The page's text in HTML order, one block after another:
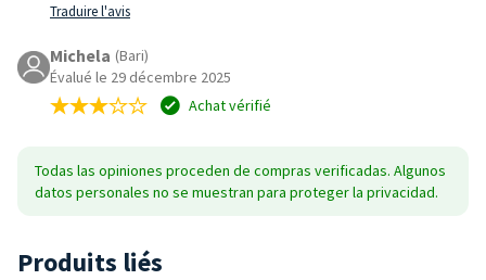
Traduire l'avis
Michela (Bari)
Évalué le 29 décembre 2025
Achat vérifié
Todas las opiniones proceden de compras verificadas. Algunos
datos personales no se muestran para proteger la privacidad.
Produits liés